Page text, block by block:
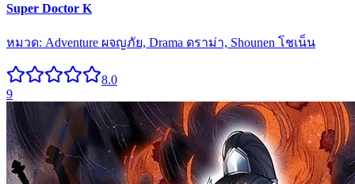
Super Doctor K
หมวด: Adventure ผจญภัย, Drama ดราม่า, Shounen โชเน็น
8.0
9